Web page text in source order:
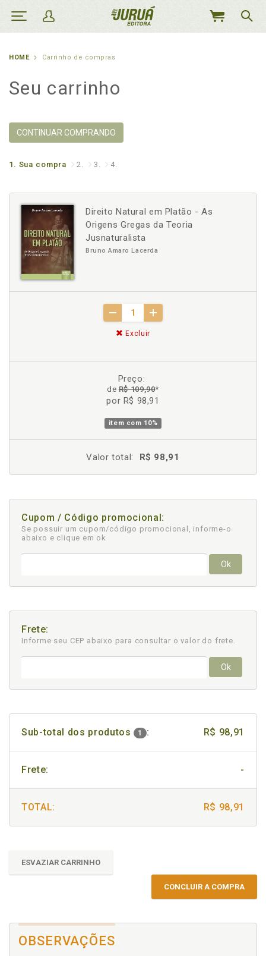
MEU
HOME Carrinho de compras
Seu carrinho
CONTINUAR COMPRANDO
1. Sua compra 2. 3. 4.
Direito Natural em Platão - As
Origens Gregas da Teoria
Jusnaturalista
Bruno Amaro Lacerda
Excluir
Preço:
deR$ 109,90*
por R$ 98,91
item com 10%
Valor total: R$ 98,91
Cupom / Código promocional:
Se possuir um cupom/código promocional, informe-o
abaixo e clique em ok
Ok
Frete:
Informe seu CEP abaixo para consultar o valor do frete.
Ok
Sub-total dos produtos 1 : R$ 98,91
Frete: -
TOTAL: R$ 98,91
ESVAZIAR CARRINHO
CONCLUIR A COMPRA
OBSERVAÇÕES